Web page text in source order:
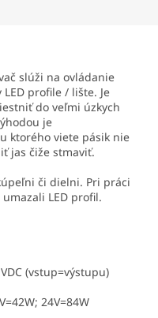
slúži na ovládanie
profile / lište. Je
do veľmi úzkych
je
ktorého viete pásik nie
jas čiže stmaviť.
či dielni. Pri práci
LED profil.
(vstup=výstupu)
24V=84W